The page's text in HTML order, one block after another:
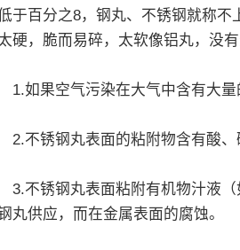
于百分之8，钢丸、不锈钢就称
硬，脆而易碎，太软像铝丸，没有
如果空气污染在大气中含有大量
不锈钢丸表面的粘附物含有酸、
不锈钢丸表面粘附有机物汁液（
丸供应，而在金属表面的腐蚀。